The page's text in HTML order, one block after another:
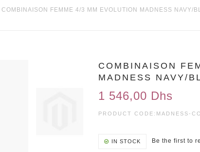
COMBINAISON FEMME 4/3 MM EVOLUTION MADNESS NAVY/
COMBINAISON
MADNESS NAVY/
1 546,00 Dhs
PRODUCT CODE: MADNESS-
IN STOCK Be the first to